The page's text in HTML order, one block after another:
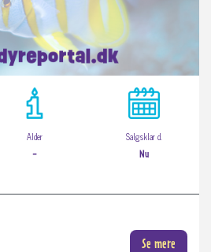
Alder
-
Salgsklar d.
Nu
Se mere